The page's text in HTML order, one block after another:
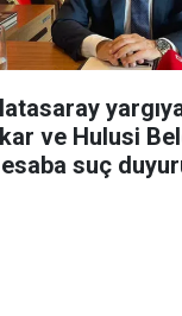
ve Hulusi
suç